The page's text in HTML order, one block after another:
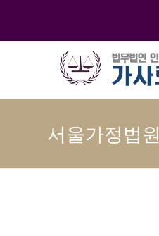
서울가정법원